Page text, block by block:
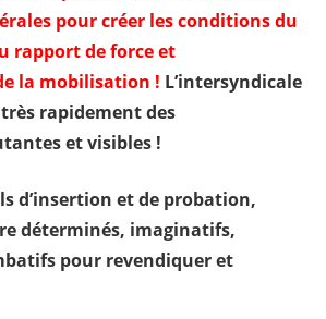
pour créer les conditions du
rapport de force et
la mobilisation ! L’intersyndicale
rapidement des
et visibles !
d’insertion et de probation,
déterminés, imaginatifs,
pour revendiqueret